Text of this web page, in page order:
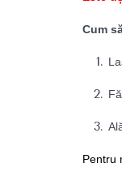
Cum
Pentru